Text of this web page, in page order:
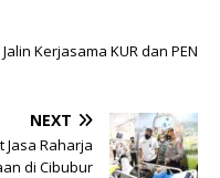
Kerjasama KUR dan PEN
NEXT
Jasa Raharja
di Cibubur